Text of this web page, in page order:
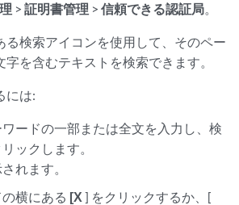
> 証明書管理 > 信頼できる認証局。
る検索アイコンを使用して、そのペー
を含むテキストを検索できます。
には:
ードの一部または全文を入力し、検
ックします。
れます。
横にある [X ] をクリックするか、[